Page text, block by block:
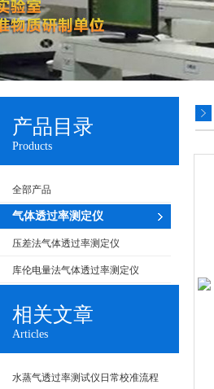
产品目录
Products
全部产品
气体透过率测定仪
压差法气体透过率测定仪
库伦电量法气体透过率测定仪
相关文章
Articles
水蒸气透过率测试仪日常校准流程